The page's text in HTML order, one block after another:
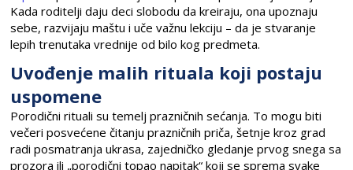
Kada roditelji daju deci slobodu da kreiraju, ona upoznaju
sebe, razvijaju maštu i uče važnu lekciju – da je stvaranje
lepih trenutaka vrednije od bilo kog predmeta.
Uvođenje malih rituala koji postaju
uspomene
Porodični rituali su temelj prazničnih sećanja. To mogu biti
večeri posvećene čitanju prazničnih priča, šetnje kroz grad
radi posmatranja ukrasa, zajedničko gledanje prvog snega sa
prozora ili „porodični topao napitak“ koji se sprema svake